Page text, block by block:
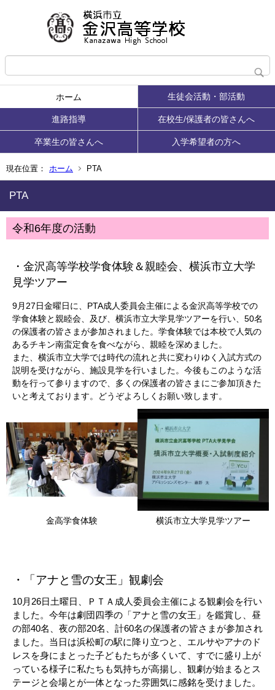
ホーム 生徒会活動・部活動
進路指導 在校生/保護者の皆さんへ
卒業生の皆さんへ 入学希望者の方へ
現在位置： ホーム PTA
PTA
令和6年度の活動
・金沢高等学校学食体験＆親睦会、横浜市立大学
見学ツアー
9月27日金曜日に、PTA成人委員会主催による金沢高等学校での
学食体験と親睦会、及び、横浜市立大学見学ツアーを行い、50名
の保護者の皆さまが参加されました。学食体験では本校で人気の
あるチキン南蛮定食を食べながら、親睦を深めました。
また、横浜市立大学では時代の流れと共に変わりゆく入試方式の
説明を受けながら、施設見学を行いました。今後もこのような活
動を行って参りますので、多くの保護者の皆さまにご参加頂きた
いと考えております。どうぞよろしくお願い致します。
金高学食体験 横浜市立大学見学ツアー
・「アナと雪の女王」観劇会
10月26日土曜日、ＰＴＡ成人委員会主催による観劇会を行い
ました。今年は劇団四季の「アナと雪の女王」を鑑賞し、昼
の部40名、夜の部20名、計60名の保護者の皆さまが参加され
ました。当日は浜松町の駅に降り立つと、エルサやアナのド
レスを身にまとった子どもたちが多くいて、すでに盛り上が
っている様子に私たちも気持ちが高揚し、観劇が始まるとス
テージと会場とが一体となった雰囲気に感銘を受けました。